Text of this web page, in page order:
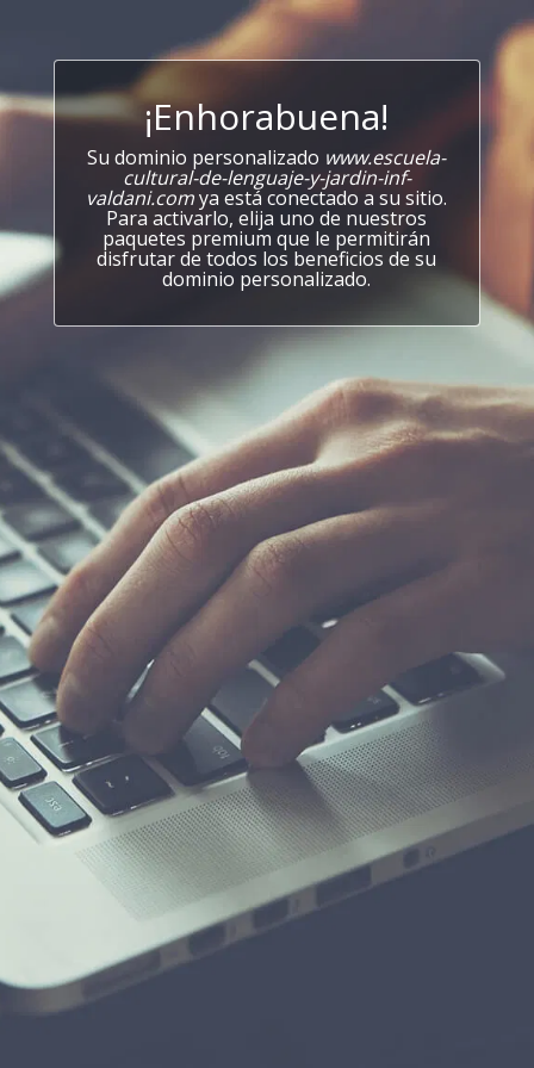
¡Enhorabuena!
Su dominio personalizado www.escuela-
cultural-de-lenguaje-y-jardin-inf-
valdani.comya está conectado a su sitio.
Para activarlo, elija uno de nuestros
paquetes premium que le permitirán
disfrutar de todos los beneficios de su
dominio personalizado.